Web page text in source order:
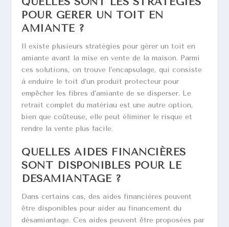
POUR GÉRER UN TOIT EN
AMIANTE ?
Il existe plusieurs stratégies pour gérer un toit en
amiante avant la mise en vente de la maison. Parmi
ces solutions, on trouve l’encapsulage, qui consiste
à enduire le toit d’un produit protecteur pour
empêcher les fibres d’amiante de se disperser. Le
retrait complet du matériau est une autre option,
bien que coûteuse, elle peut éliminer le risque et
rendre la vente plus facile.
QUELLES AIDES FINANCIÈRES
SONT DISPONIBLES POUR LE
DÉSAMIANTAGE ?
Dans certains cas, des aides financières peuvent
être disponibles pour aider au financement du
désamiantage. Ces aides peuvent être proposées par